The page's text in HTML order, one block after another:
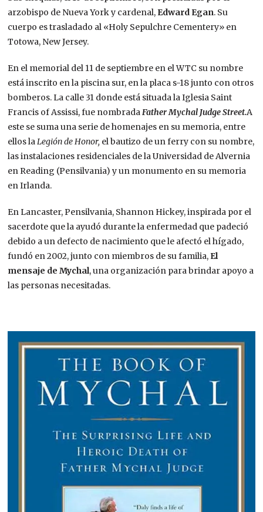
arzobispo de Nueva York y cardenal, Edward Egan. Su
cuerpo es trasladado al «Holy Sepulchre Cementery» en
Totowa, New Jersey.
En el memorial del 11 de septiembre en el WTC su nombre
está inscrito en la piscina sur, en la placa s-18 junto con otros
bomberos. La calle 31 donde está situada la Iglesia Saint
Francis of Assissi, fue nombradaFather Mychal Judge Street.​A
este se suma una serie de homenajes en su memoria, entre
ellos laLegión de Honor, el bautizo de un ferry con su nombre,
las instalaciones residenciales de la Universidad de Alvernia
en Reading (Pensilvania) y un monumento en su memoria
en Irlanda.
En Lancaster, Pensilvania, Shannon Hickey, inspirada por el
sacerdote que la ayudó durante la enfermedad que padeció
debido a un defecto de nacimiento que le afectó el hígado,
fundó en 2002, junto con miembros de su familia, El
mensaje de Mychal, una organización para brindar apoyo a
las personas necesitadas.